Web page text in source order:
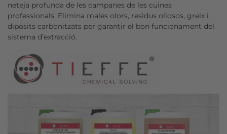
neteja profunda de les campanes de les cuines
professionals. Elimina males olors, residus oliosos, greix i
dipòsits carbonitzats per garantir el bon funcionament del
sistema d’extracció.